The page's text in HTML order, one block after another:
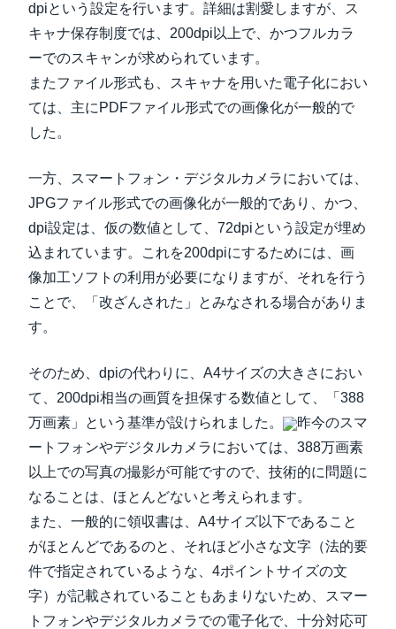
dpiという設定を行います。詳細は割愛しますが、ス
キャナ保存制度では、200dpi以上で、かつフルカラ
ーでのスキャンが求められています。
またファイル形式も、スキャナを用いた電子化におい
ては、主にPDFファイル形式での画像化が一般的で
した。
一方、スマートフォン・デジタルカメラにおいては、
JPGファイル形式での画像化が一般的であり、かつ、
dpi設定は、仮の数値として、72dpiという設定が埋め
込まれています。これを200dpiにするためには、画
像加工ソフトの利用が必要になりますが、それを行う
ことで、「改ざんされた」とみなされる場合がありま
す。
そのため、dpiの代わりに、A4サイズの大きさにおい
て、200dpi相当の画質を担保する数値として、「388
万画素」という基準が設けられました。
昨今のスマ
ートフォンやデジタルカメラにおいては、388万画素
以上での写真の撮影が可能ですので、技術的に問題に
なることは、ほとんどないと考えられます。
また、一般的に領収書は、A4サイズ以下であること
がほとんどであるのと、それほど小さな文字（法的要
件で指定されているような、4ポイントサイズの文
字）が記載されていることもあまりないため、スマー
トフォンやデジタルカメラでの電子化で、十分対応可